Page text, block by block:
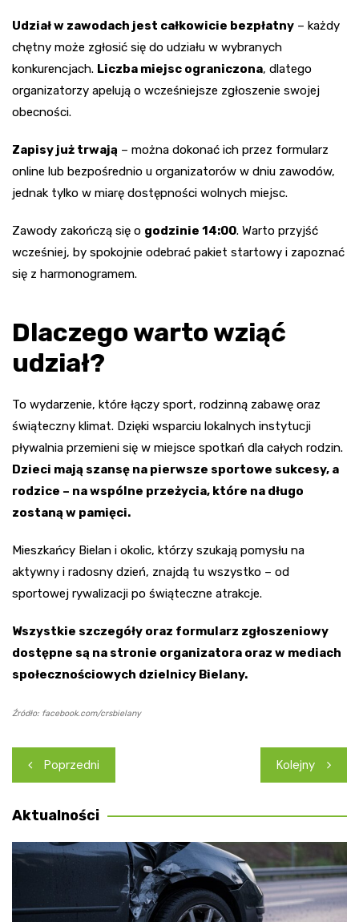
Udział w zawodach jest całkowicie bezpłatny – każdy
chętny może zgłosić się do udziału w wybranych
konkurencjach. Liczba miejsc ograniczona, dlatego
organizatorzy apelują o wcześniejsze zgłoszenie swojej
obecności.
Zapisy już trwają – można dokonać ich przez formularz
online lub bezpośrednio u organizatorów w dniu zawodów,
jednak tylko w miarę dostępności wolnych miejsc.
Zawody zakończą się o godzinie 14:00. Warto przyjść
wcześniej, by spokojnie odebrać pakiet startowy i zapoznać
się z harmonogramem.
Dlaczego warto wziąć
udział?
To wydarzenie, które łączy sport, rodzinną zabawę oraz
świąteczny klimat. Dzięki wsparciu lokalnych instytucji
pływalnia przemieni się w miejsce spotkań dla całych rodzin.
Dzieci mają szansę na pierwsze sportowe sukcesy, a
rodzice – na wspólne przeżycia, które na długo
zostaną w pamięci.
Mieszkańcy Bielan i okolic, którzy szukają pomysłu na
aktywny i radosny dzień, znajdą tu wszystko – od
sportowej rywalizacji po świąteczne atrakcje.
Wszystkie szczegóły oraz formularz zgłoszeniowy
dostępne są na stronie organizatora oraz w mediach
społecznościowych dzielnicy Bielany.
Źródło: facebook.com/crsbielany
Nawigacja
wpisu
Poprzedni Kolejny
Aktualności